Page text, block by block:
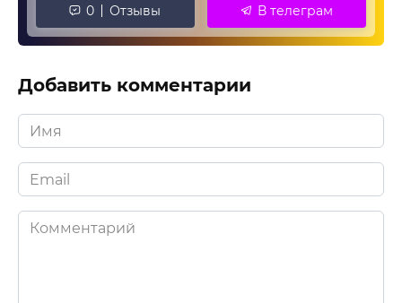
0 Отзывы В телеграм
Добавить комментарии
Имя
*
Email
*
Комментарий